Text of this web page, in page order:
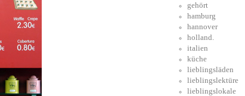
gehört
hamburg
hannover
holland.
italien
küche
lieblingsläden
lieblingslektüre
lieblingslokale